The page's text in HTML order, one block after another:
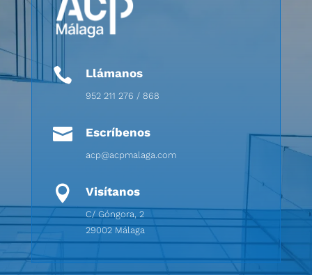
 Llámanos
952 211 276 / 868
 Escríbenos
acp@acpmalaga.com
 Visítanos
C/ Góngora, 2
29002 Málaga